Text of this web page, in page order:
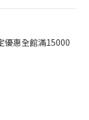
惠全館滿15000